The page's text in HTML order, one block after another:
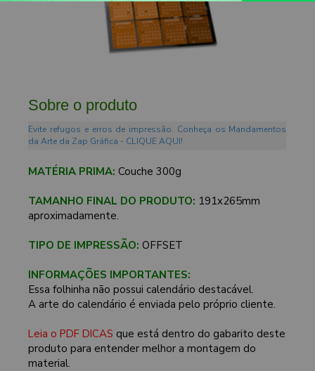
Sobre o produto
Evite refugos e erros de impressão. Conheça os Mandamentos
da Arte da Zap Gráfica - CLIQUE AQUI!
MATÉRIA PRIMA: Couche 300g
TAMANHO FINAL DO PRODUTO: 191x265mm
aproximadamente.
TIPO DE IMPRESSÃO: OFFSET
INFORMAÇÕES IMPORTANTES:
Essa folhinha não possui calendário destacável.
A arte do calendário é enviada pelo próprio cliente.
Leia o PDF DICAS que está dentro do gabarito deste
produto para entender melhor a montagem do
material.